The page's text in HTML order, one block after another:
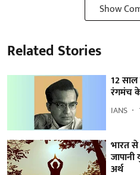
Show
Related Stories
12
रंगमंच
IANS
भारत से
अर्थ